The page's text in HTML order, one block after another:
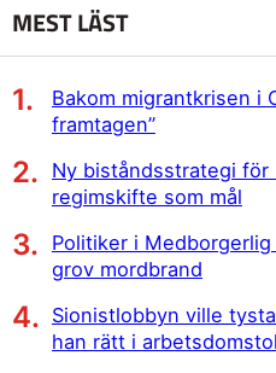
MEST LÄST
Bakom migrantkrisen i
framtagen”
Ny biståndsstrategi för
regimskifte som mål
Politiker i
grov mordbrand
Sionistlobbyn ville
han rätt i